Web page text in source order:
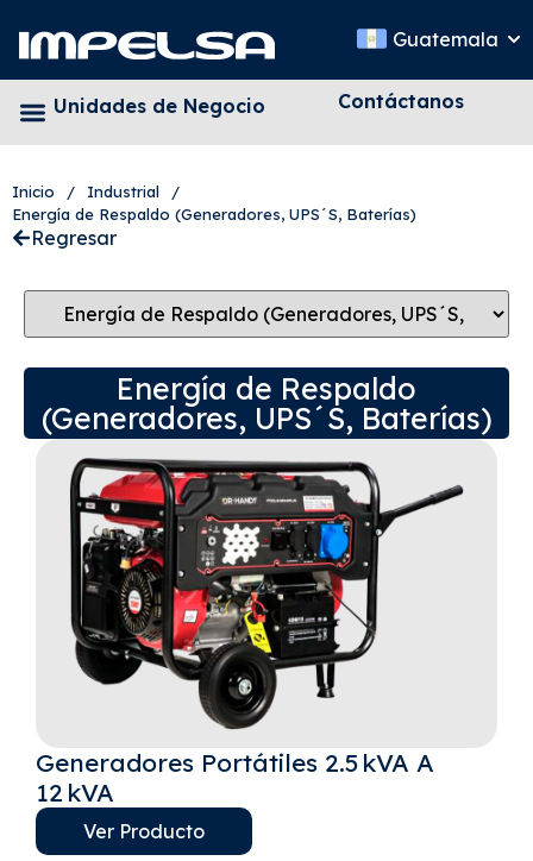
Guatemala
Unidades de Negocio Contáctanos
Inicio / Industrial
/
Energía de Respaldo (Generadores, UPS´S, Baterías)
Regresar
Energía de Respaldo
(Generadores, UPS´S, Baterías)
Generadores Portátiles 2.5 KVA A
12 KVA
Ver Producto